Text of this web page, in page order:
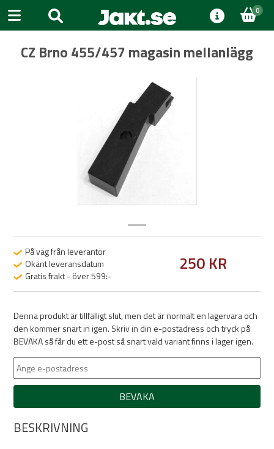
0
CZ Brno 455/457 magasin mellanlägg
På väg från leverantör
Okänt leveransdatum
Gratis frakt - över 599:-
250 KR
Denna produkt är tillfälligt slut, men det är normalt en lagervara och
den kommer snart in igen. Skriv in din e-postadress och tryck på
BEVAKA så får du ett e-post så snart vald variant finns i lager igen.
BEVAKA
BESKRIVNING